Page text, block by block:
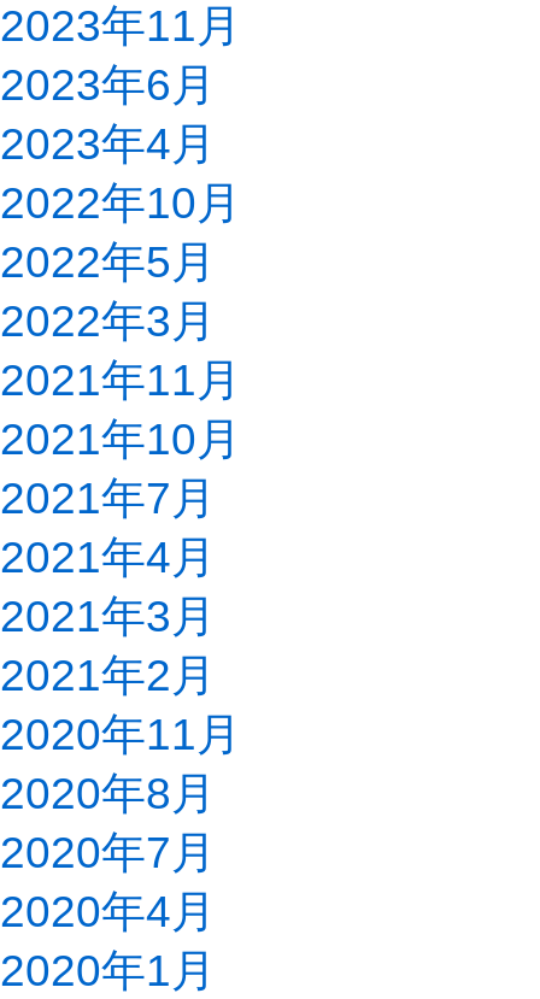
2023年11月
2023年6月
2023年4月
2022年10月
2022年5月
2022年3月
2021年11月
2021年10月
2021年7月
2021年4月
2021年3月
2021年2月
2020年11月
2020年8月
2020年7月
2020年4月
2020年1月